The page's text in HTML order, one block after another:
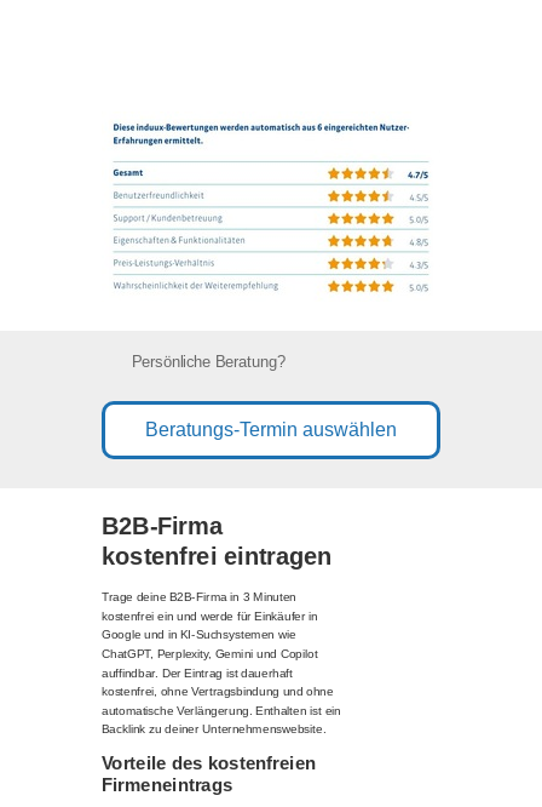
Beratungs-Termin auswählen
Persönliche Beratung?
B2B-Firma
kostenfrei eintragen
Trage deine B2B-Firma in 3 Minuten
kostenfrei ein und werde für Einkäufer in
Google und in KI-Suchsystemen wie
ChatGPT, Perplexity, Gemini und Copilot
auffindbar. Der Eintrag ist dauerhaft
kostenfrei, ohne Vertragsbindung und ohne
automatische Verlängerung. Enthalten ist ein
Backlink zu deiner Unternehmenswebsite.
Vorteile des kostenfreien
Firmeneintrags